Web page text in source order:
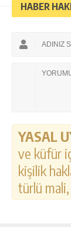
HABER
YASAL
ve küfür
kişilik
türlü